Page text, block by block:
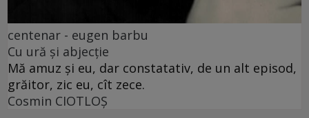
centenar - eugen barbu
Cu ură și abjecție
Mă amuz și eu, dar constatativ, de un alt episod,
grăitor, zic eu, cît zece.
Cosmin CIOTLOŞ